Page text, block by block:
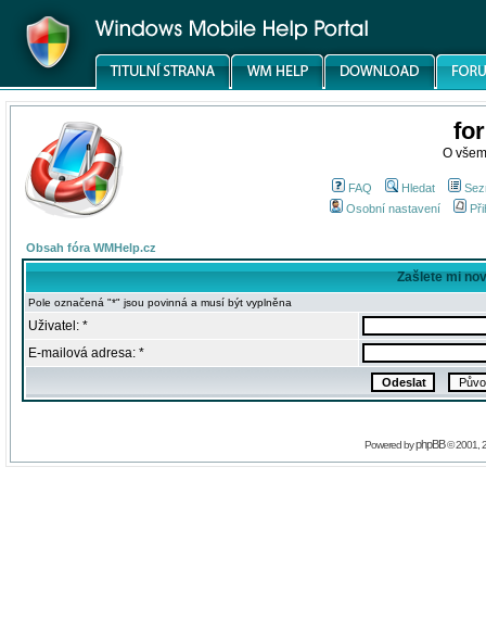
O
FAQ Hledat
Osobní nastavení
Obsah fóra WMHelp.cz
Zašlete mi
Pole označená "*" jsou povinná a musí být vyplněna
Uživatel: *
E-mailová adresa: *
Powered byphpBB© 2001,